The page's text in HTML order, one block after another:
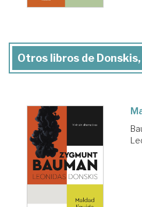
Otros libros de